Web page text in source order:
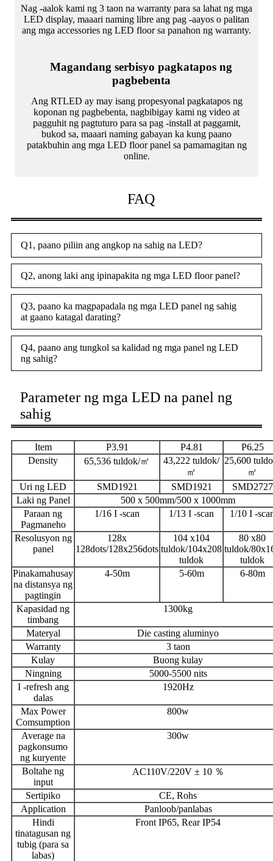
Nag -aalok kami ng 3 taon na warranty para sa lahat ng mga
LED display, maaari naming libre ang pag -aayos o palitan
ang mga accessories ng LED floor sa panahon ng warranty.
Magandang serbisyo pagkatapos ng
pagbebenta
Ang RTLED ay may isang propesyonal pagkatapos ng
koponan ng pagbebenta, nagbibigay kami ng video at
pagguhit ng pagtuturo para sa pag -install at paggamit,
bukod sa, maaari naming gabayan ka kung paano
patakbuhin ang mga LED floor panel sa pamamagitan ng
online.
FAQ
Q1, paano piliin ang angkop na sahig na LED?
Q2, anong laki ang ipinapakita ng mga LED floor panel?
Q3, paano ka magpapadala ng mga LED panel ng sahig
at gaano katagal darating?
Q4, paano ang tungkol sa kalidad ng mga panel ng LED
ng sahig?
Parameter ng mga LED na panel ng
sahig
Item P3.91 P4.81
P6.25
Density
65,536 tuldok/㎡
43,222 tuldok/
㎡
25,600
㎡
Uri ng LED
SMD1921 SMD1921
SMD2727
Laki ng Panel
500 x 500mm/500 x 1000mm
Paraan ng
Pagmaneho
1/16 I -scan 1/13 I -scan 1/10 I -
Resolusyon ng
panel
128x
128dots/128x256dots
104 x104
tuldok/104x208
tuldok
80 x80
tuldok/
tuldok
Pinakamahusay
na distansya ng
pagtingin
4-50m 5-60m 6-80m
Kapasidad ng
timbang
1300kg
Materyal
Die casting aluminyo
Warranty
3 taon
Kulay
Buong kulay
Ningning
5000-5500 nits
I -refresh ang
dalas
1920Hz
Max Power
Comsumption
800w
Average na
pagkonsumo
ng kuryente
300w
Boltahe ng
input
AC110V/220V ± 10 ％
Sertipiko
CE, Rohs
Application
Panloob/panlabas
Hindi
tinatagusan ng
tubig (para sa
labas)
Front IP65, Rear IP54